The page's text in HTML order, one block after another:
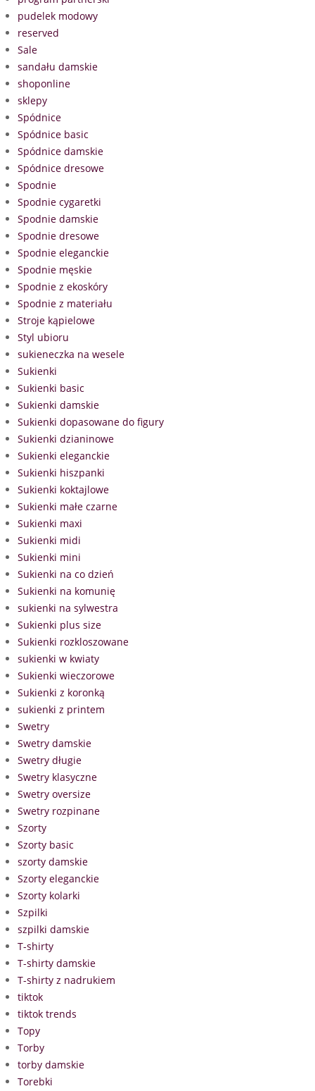
pudelek modowy
reserved
Sale
sandału damskie
shoponline
sklepy
Spódnice
Spódnice basic
Spódnice damskie
Spódnice dresowe
Spodnie
Spodnie cygaretki
Spodnie damskie
Spodnie dresowe
Spodnie eleganckie
Spodnie męskie
Spodnie z ekoskóry
Spodnie z materiału
Stroje kąpielowe
Styl ubioru
sukieneczka na wesele
Sukienki
Sukienki basic
Sukienki damskie
Sukienki dopasowane do figury
Sukienki dzianinowe
Sukienki eleganckie
Sukienki hiszpanki
Sukienki koktajlowe
Sukienki małe czarne
Sukienki maxi
Sukienki midi
Sukienki mini
Sukienki na co dzień
Sukienki na komunię
sukienki na sylwestra
Sukienki plus size
Sukienki rozkloszowane
sukienki w kwiaty
Sukienki wieczorowe
Sukienki z koronką
sukienki z printem
Swetry
Swetry damskie
Swetry długie
Swetry klasyczne
Swetry oversize
Swetry rozpinane
Szorty
Szorty basic
szorty damskie
Szorty eleganckie
Szorty kolarki
Szpilki
szpilki damskie
T-shirty
T-shirty damskie
T-shirty z nadrukiem
tiktok
tiktok trends
Topy
Torby
torby damskie
Torebki